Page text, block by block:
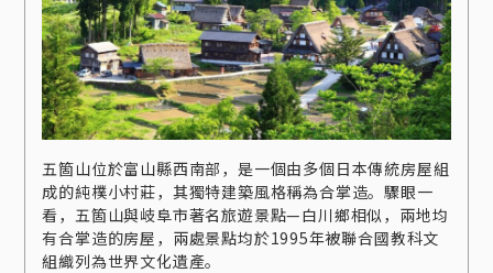
五箇山位於富山縣西南部，是一個由多個日本傳統房屋組
成的純樸小村莊，其獨特建築風格稱為合掌造。驟眼一
看，五箇山與岐阜市著名旅遊景點—白川鄉相似，兩地均
有合掌造的房屋，兩處景點均於1995年被聯合國教科文
組織列為世界文化遺產。